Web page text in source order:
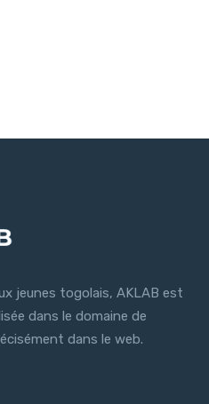
jeunes togolais, AKLAB est
dans le domaine de
dans le web.